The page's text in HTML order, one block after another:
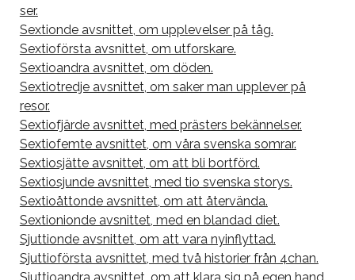
ser.
Sextionde avsnittet, om upplevelser på tåg.
Sextioförsta avsnittet, om utforskare.
Sextioandra avsnittet, om döden.
Sextiotredje avsnittet, om saker man upplever på
resor.
Sextiofjärde avsnittet, med prästers bekännelser.
Sextiofemte avsnittet, om våra svenska somrar.
Sextiosjätte avsnittet, om att bli bortförd.
Sextiosjunde avsnittet, med tio svenska storys.
Sextioåttonde avsnittet, om att återvända.
Sextionionde avsnittet, med en blandad diet.
Sjuttionde avsnittet, om att vara nyinflyttad.
Sjuttioförsta avsnittet, med två historier från 4chan.